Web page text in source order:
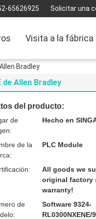
65626925 Solicitar una
Visita a la fábrica
Bradley
de Allen Bradley
del producto:
de
Hecho en
de la
PLC Module
All goods we
original factory
warranty!
de
Software 9324-
RL0300NXENE/